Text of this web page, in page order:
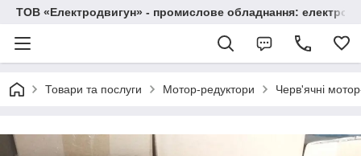
ТОВ «Електродвигун» - промислове обладнання:
Товари та послуги Мотор-редуктори Черв'ячні